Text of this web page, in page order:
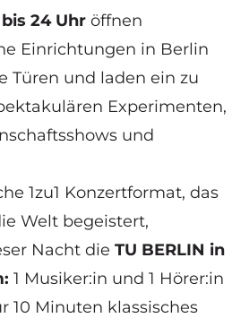
24 Uhr öffnen
Einrichtungen in Berlin
Türen und laden ein zu
Experimenten,
und
1zu1 Konzertformat, das
Welt begeistert,
Nacht die TU BERLIN in
1 Musiker:in und 1 Hörer:in
10 Minuten klassisches